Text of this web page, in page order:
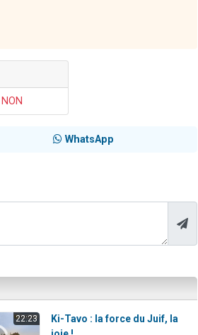
NON
WhatsApp
22:23
Ki-Tavo : la force du Juif, la